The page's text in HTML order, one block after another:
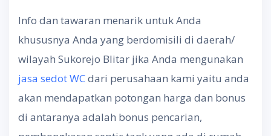
Info dan tawaran menarik untuk Anda
khususnya Anda yang berdomisili di daerah/
wilayah Sukorejo Blitar jika Anda mengunakan
jasa sedot WCdari perusahaan kami yaitu anda
akan mendapatkan potongan harga dan bonus
di antaranya adalah bonus pencarian,